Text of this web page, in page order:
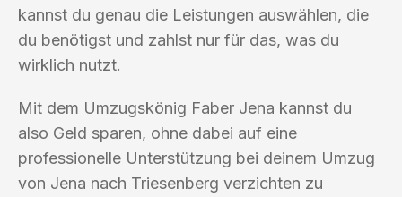
kannst du genau die Leistungen auswählen, die
du benötigst und zahlst nur für das, was du
wirklich nutzt.
Mit dem Umzugskönig Faber Jena kannst du
also Geld sparen, ohne dabei auf eine
professionelle Unterstützung bei deinem Umzug
von Jena nach Triesenberg verzichten zu